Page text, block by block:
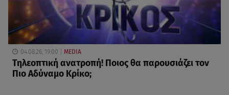
04.08.26, 19:00 MEDIA
Τηλεοπτική ανατροπή! Ποιος θα παρουσιάζει τον
Πιο Αδύναμο Κρίκο;